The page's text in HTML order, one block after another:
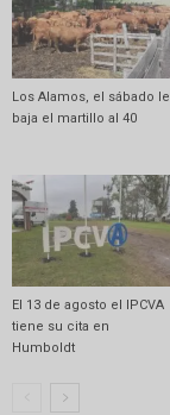
Los Alamos, el sábado le
baja el martillo al 40
El 13 de agosto el IPCVA
tiene su cita en
Humboldt